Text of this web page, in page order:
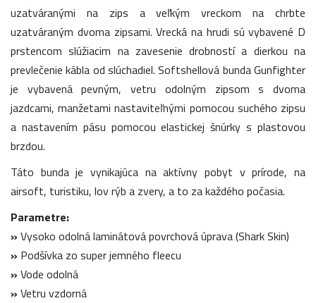
uzatváranými na zips a veľkým vreckom na chrbte
uzatváraným dvoma zipsami. Vrecká na hrudi sú vybavené D
prstencom slúžiacim na zavesenie drobností a dierkou na
prevlečenie kábla od slúchadiel. Softshellová bunda Gunfighter
je vybavená pevným, vetru odolným zipsom s dvoma
jazdcami, manžetami nastaviteľnými pomocou suchého zipsu
a nastavením pásu pomocou elastickej šnúrky s plastovou
brzdou.
Táto bunda je vynikajúca na aktívny pobyt v prírode, na
airsoft, turistiku, lov rýb a zvery, a to za každého počasia.
Parametre:
» Vysoko odolná laminátová povrchová úprava (Shark Skin)
» Podšívka zo super jemného fleecu
» Vode odolná
» Vetru vzdorná